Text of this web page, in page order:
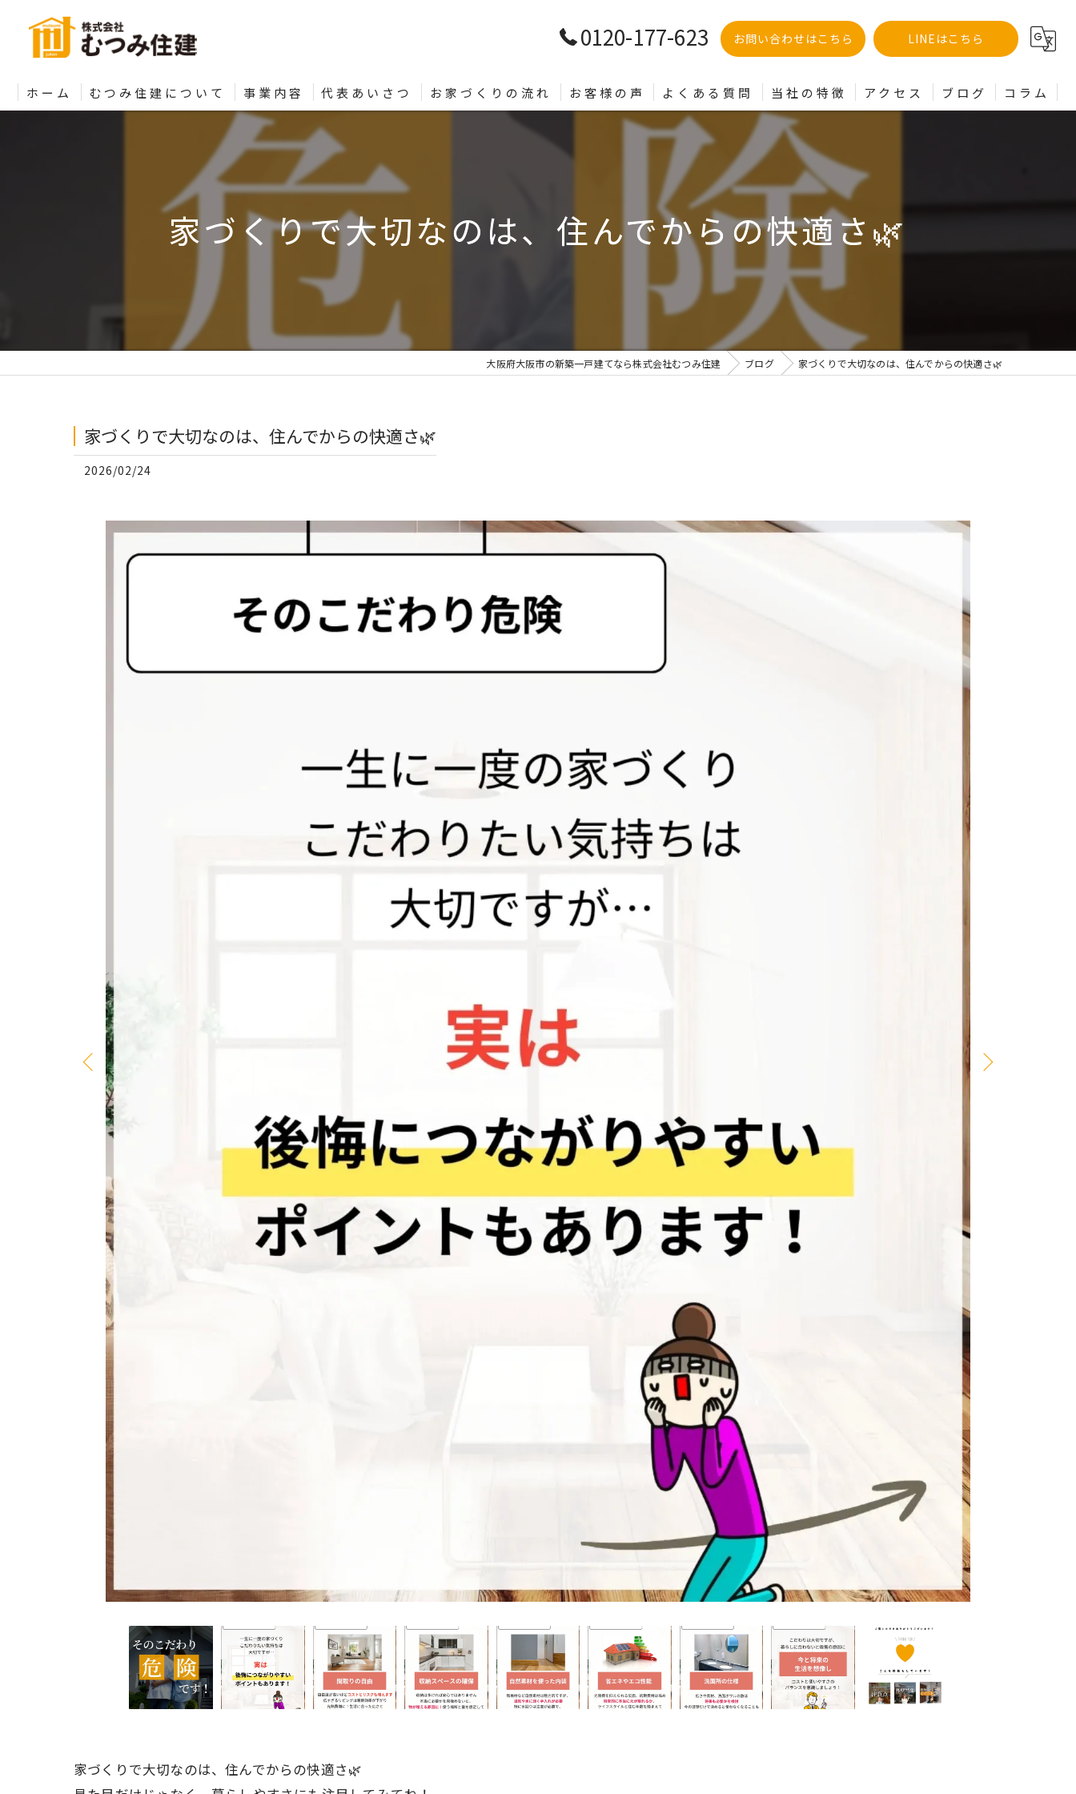
0120-177-623 お問い合わせはこちら LINEはこちら
ホーム むつみ住建について 事業内容 代表あいさつ お家づくりの流れ お客様の声 よくある質問 当社の特徴
土地
分譲
建売
リフォーム
アクセス ブログ コラム
家づくりで大切なのは、住んでからの快適さ🌿
大阪府大阪市の新築一戸建てなら株式会社むつみ住建 ブログ 家づくりで大切なのは、住んでからの快適さ🌿
家づくりで大切なのは、住んでからの快適さ🌿
2026/02/24
家づくりで大切なのは、住んでからの快適さ🌿